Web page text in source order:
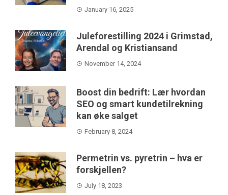
January 16, 2025
Juleforestilling 2024 i Grimstad,
Arendal og Kristiansand
November 14, 2024
Boost din bedrift: Lær hvordan
SEO og smart kundetilrekning
kan øke salget
February 8, 2024
Permetrin vs. pyretrin – hva er
forskjellen?
July 18, 2023